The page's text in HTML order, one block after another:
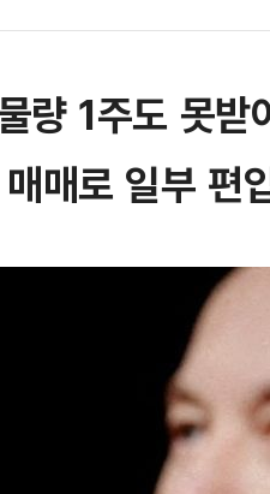
량 1주도 못받
매로 일부 편